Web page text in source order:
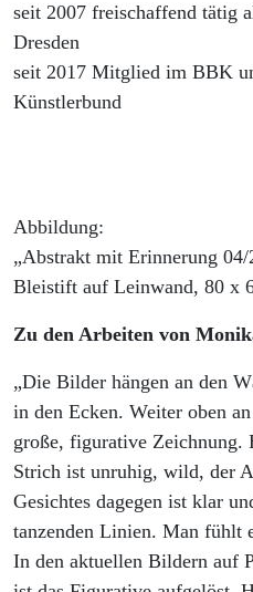
seit 2007 freischaffend tätig
Dresden
seit 2017 Mitglied im BBK
Künstlerbund
Abbildung:
„Abstrakt mit Erinnerung
Bleistift auf Leinwand, 80 x
Zu den Arbeiten von
„Die Bilder hängen an den
in den Ecken. Weiter oben
große, figurative Zeichnung.
Strich ist unruhig, wild, der
Gesichtes dagegen ist klar
tanzenden Linien. Man fühlt
In den aktuellen Bildern auf